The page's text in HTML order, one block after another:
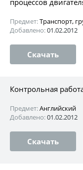
Предмет:Транспорт,
Добавлено:01.02.2012
Скачать
Контрольная
Предмет:Английский
Добавлено:01.02.2012
Скачать